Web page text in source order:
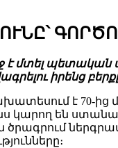
է մտել
իրենց
է 70-ից
կարող են